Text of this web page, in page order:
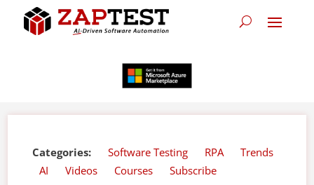
Categories: Software Testing RPA
Trends
AI
Videos Courses Subscribe